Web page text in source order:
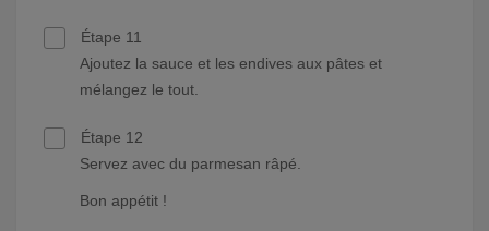
Étape 11
Ajoutez la sauce et les endives aux pâtes et
mélangez le tout.
Étape 12
Servez avec du parmesan râpé.
Bon appétit !